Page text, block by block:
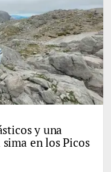
y una
en los Picos